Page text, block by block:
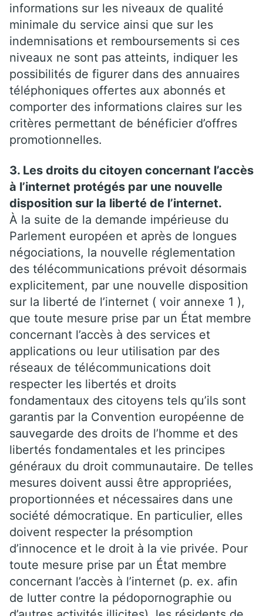
informations sur les niveaux de qualité
minimale du service ainsi que sur les
indemnisations et remboursements si ces
niveaux ne sont pas atteints, indiquer les
possibilités de figurer dans des annuaires
téléphoniques offertes aux abonnés et
comporter des informations claires sur les
critères permettant de bénéficier d’offres
promotionnelles.
3. Les droits du citoyen concernant l’accès
à l’internet protégés par une nouvelle
disposition sur la liberté de l’internet.
À la suite de la demande impérieuse du
Parlement européen et après de longues
négociations, la nouvelle réglementation
des télécommunications prévoit désormais
explicitement, par une nouvelle disposition
sur la liberté de l’internet ( voir annexe 1 ),
que toute mesure prise par un État membre
concernant l’accès à des services et
applications ou leur utilisation par des
réseaux de télécommunications doit
respecter les libertés et droits
fondamentaux des citoyens tels qu’ils sont
garantis par la Convention européenne de
sauvegarde des droits de l’homme et des
libertés fondamentales et les principes
généraux du droit communautaire. De telles
mesures doivent aussi être appropriées,
proportionnées et nécessaires dans une
société démocratique. En particulier, elles
doivent respecter la présomption
d’innocence et le droit à la vie privée. Pour
toute mesure prise par un État membre
concernant l’accès à l’internet (p. ex. afin
de lutter contre la pédopornographie ou